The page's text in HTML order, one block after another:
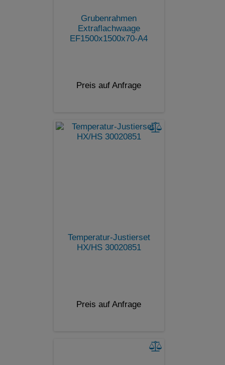
Grubenrahmen
Extraflachwaage
EF1500x1500x70-A4
Preis auf Anfrage
Temperatur-Justierset
HX/HS 30020851
Preis auf Anfrage